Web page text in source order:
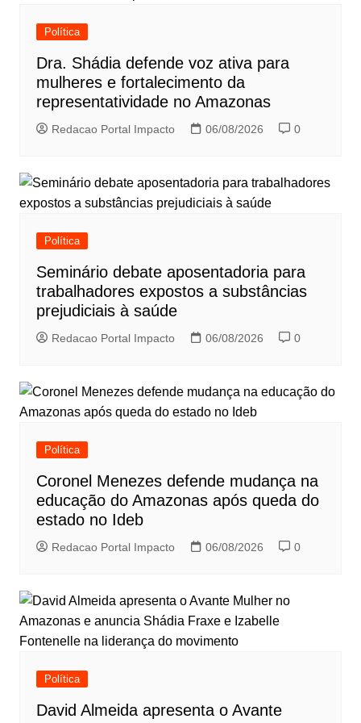
Política
Dra. Shádia defende voz ativa para
mulheres e fortalecimento da
representatividade no Amazonas
Redacao Portal Impacto 06/08/2026 0
Política
Seminário debate aposentadoria para
trabalhadores expostos a substâncias
prejudiciais à saúde
Redacao Portal Impacto 06/08/2026 0
Política
Coronel Menezes defende mudança na
educação do Amazonas após queda do
estado no Ideb
Redacao Portal Impacto 06/08/2026 0
Política
David Almeida apresenta o Avante